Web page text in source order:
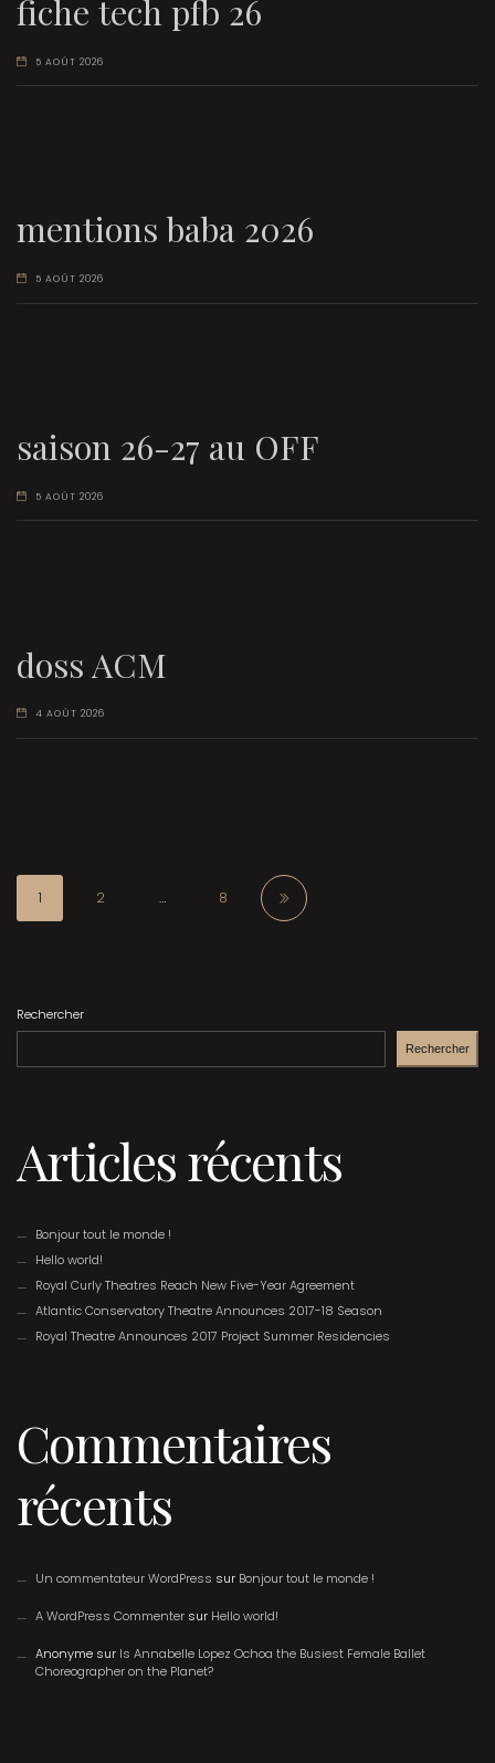
fiche tech pfb 26
5 AOÛT 2026
mentions baba 2026
5 AOÛT 2026
saison 26-27 au OFF
5 AOÛT 2026
doss ACM
4 AOÛT 2026
1 2 … 8
Rechercher
Rechercher
Articles récents
Bonjour tout le monde !
Hello world!
Royal Curly Theatres Reach New Five-Year Agreement
Atlantic Conservatory Theatre Announces 2017-18 Season
Royal Theatre Announces 2017 Project Summer Residencies
Commentaires
récents
Un commentateur WordPress sur Bonjour tout le monde !
A WordPress Commentersur Hello world!
Anonymesur Is Annabelle Lopez Ochoa the Busiest Female Ballet
Choreographer on the Planet?